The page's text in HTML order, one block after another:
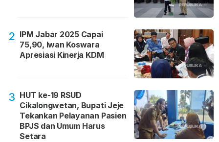
2 IPM Jabar 2025 Capai
75,90, Iwan Koswara
Apresiasi Kinerja KDM
3 HUT ke-19 RSUD
Cikalongwetan, Bupati Jeje
Tekankan Pelayanan Pasien
BPJS dan Umum Harus
Setara